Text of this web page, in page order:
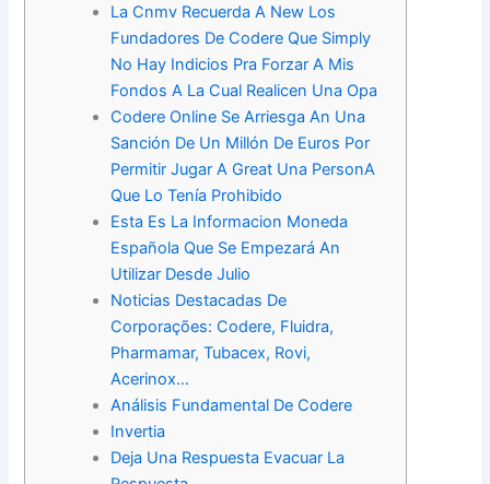
La Cnmv Recuerda A New Los
Fundadores De Codere Que Simply
No Hay Indicios Pra Forzar A Mis
Fondos A La Cual Realicen Una Opa
Codere Online Se Arriesga An Una
Sanción De Un Millón De Euros Por
Permitir Jugar A Great Una PersonA
Que Lo Tenía Prohibido
Esta Es La Informacion Moneda
Española Que Se Empezará An
Utilizar Desde Julio
Noticias Destacadas De
Corporações: Codere, Fluidra,
Pharmamar, Tubacex, Rovi,
Acerinox…
Análisis Fundamental De Codere
Invertia
Deja Una Respuesta Evacuar La